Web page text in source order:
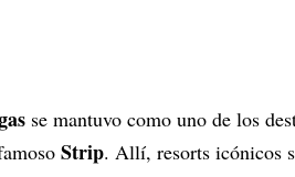
se mantuvo como uno de los
Strip. Allí, resorts icónicos